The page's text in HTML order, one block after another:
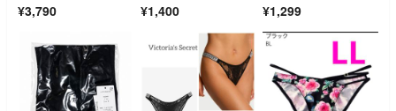
¥3,790 ¥1,400 ¥1,299